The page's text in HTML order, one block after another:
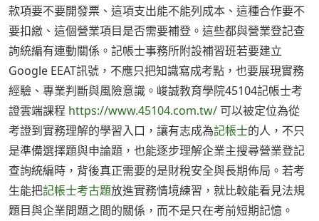
款項要不要開發票、這項支出能不能列成本、這種合作要不
要扣繳、這個營業項目是否需要補登。這些都與營業登記查
詢統編有連動關係。記帳士事務所附設補習班若要建立
Google EEAT訊號，不應只把知識寫成考點，也要展現實務
經驗、專業判斷與風險意識。峻誠教育學院45104記帳士考
證雲端課程 https://www.45104.com.tw/ 可以被定位為從
考證到實務理解的學習入口，讓有志成為記帳士的人，不只
是準備選擇題與申論題，也能逐步理解企業主搜尋營業登記
查詢統編時，背後真正需要的是財稅安全與長期佈局。若考
生能把記帳士考古題放進實務情境練習，就比較能看見法規
題目與企業問題之間的關係，而不是只在考前短期記憶。